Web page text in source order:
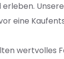
erleben.
eine
wertvolles